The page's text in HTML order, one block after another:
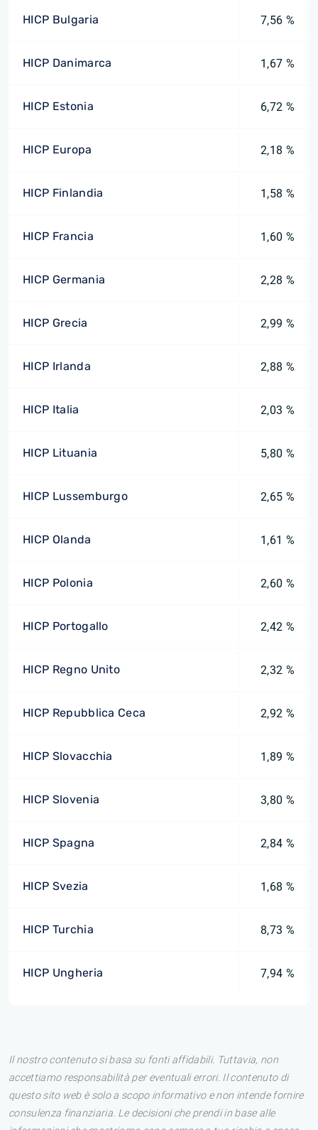
HICP Bulgaria 7,56 %
HICP Danimarca 1,67 %
HICP Estonia 6,72 %
HICP Europa 2,18 %
HICP Finlandia 1,58 %
HICP Francia 1,60 %
HICP Germania 2,28 %
HICP Grecia 2,99 %
HICP Irlanda 2,88 %
HICP Italia 2,03 %
HICP Lituania 5,80 %
HICP Lussemburgo 2,65 %
HICP Olanda 1,61 %
HICP Polonia 2,60 %
HICP Portogallo 2,42 %
HICP Regno Unito 2,32 %
HICP Repubblica Ceca 2,92 %
HICP Slovacchia 1,89 %
HICP Slovenia 3,80 %
HICP Spagna 2,84 %
HICP Svezia 1,68 %
HICP Turchia 8,73 %
HICP Ungheria 7,94 %
Il nostro contenuto si basa su fonti affidabili. Tuttavia, non
accettiamo responsabilità per eventuali errori. Il contenuto di
questo sito web è solo a scopo informativo e non intende fornire
consulenza finanziaria. Le decisioni che prendi in base alle